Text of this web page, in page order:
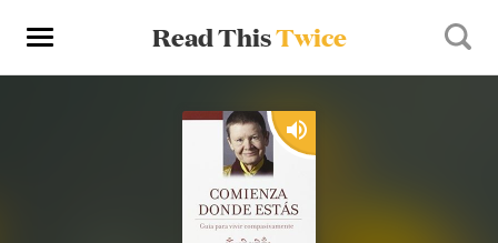
Read ThisTwice